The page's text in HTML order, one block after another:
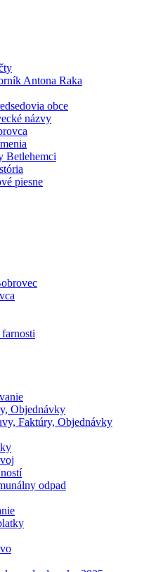
Antona Raka
obce
názvy
Betlehemci
piesne
Objednávky
Faktúry, Objednávky
odpad